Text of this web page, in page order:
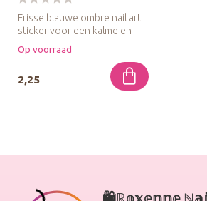
Frisse blauwe ombre nail art
sticker voor een kalme en
stijlvolle uitstraling.
Op voorraad
2,25